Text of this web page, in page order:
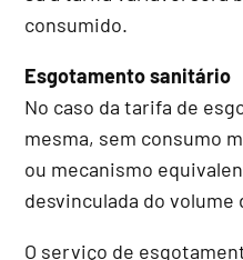
consumido.
Esgotamento sanitário
No caso da tarifa de
mesma, sem consumo
ou mecanismo
desvinculada do volume
O serviço de